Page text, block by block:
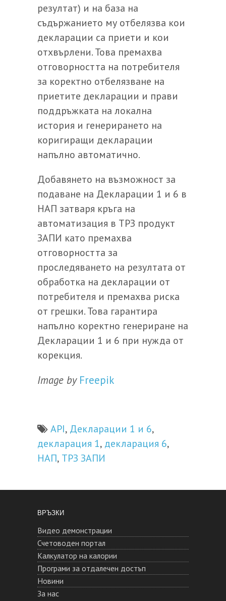
резултат) и на база на
съдържанието му отбелязва кои
декларации са приети и кои
отхвърлени. Това премахва
отговорността на потребителя
за коректно отбелязване на
приетите декларации и прави
поддръжката на локална
история и генерирането на
коригиращи декларации
напълно автоматично.
Добавянето на възможност за
подаване на Декларации 1 и 6 в
НАП затваря кръга на
автоматизация в ТРЗ продукт
ЗАПИ като премахва
отговорността за
проследяването на резултата от
обработка на декларации от
потребителя и премахва риска
от грешки. Това гарантира
напълно коректно генериране на
Декларации 1 и 6 при нужда от
корекция.
Image by Freepik
API, Декларации 1 и 6,
декларация 1, декларация 6,
НАП, ТРЗ ЗАПИ
ВРЪЗКИ
Видео демонстрации
Счетоводен портал
Калкулатор на калории
Програми за отдалечен достъп
Новини
За нас